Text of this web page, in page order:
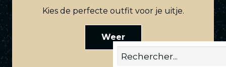
Kies de perfecte outfit voor je uitje.
Weer